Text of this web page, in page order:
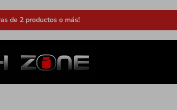
de 2 productos o más!